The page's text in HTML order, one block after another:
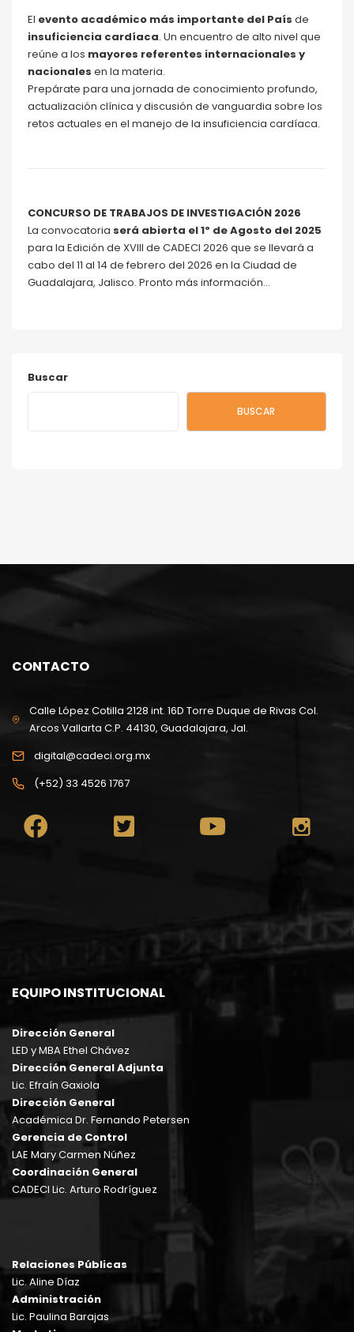
El evento académico más importante del País de
insuficiencia cardíaca. Un encuentro de alto nivel que
reúne a los mayores referentes internacionales y
nacionales en la materia.
Prepárate para una jornada de conocimiento profundo,
actualización clínica y discusión de vanguardia sobre los
retos actuales en el manejo de la insuficiencia cardíaca.
CONCURSO DE TRABAJOS DE INVESTIGACIÓN 2026
La convocatoria será abierta el 1º de Agosto del 2025
para la Edición de XVIII de CADECI 2026 que se llevará a
cabo del 11 al 14 de febrero del 2026 en la Ciudad de
Guadalajara, Jalisco. Pronto más información…
Buscar
BUSCAR
CONTACTO
Calle López Cotilla 2128 int. 16D Torre Duque de Rivas Col.
Arcos Vallarta C.P. 44130, Guadalajara, Jal.
digital@cadeci.org.mx
(+52) 33 4526 1767
EQUIPO INSTITUCIONAL
Dirección General
LED y MBA Ethel Chávez
Dirección General Adjunta
Lic. Efraín Gaxiola
Dirección General
Académica Dr. Fernando Petersen
Gerencia de Control
LAE Mary Carmen Núñez
Coordinación General
CADECI Lic. Arturo Rodríguez
Relaciones Públicas
Lic. Aline Díaz
Administración
Lic. Paulina Barajas